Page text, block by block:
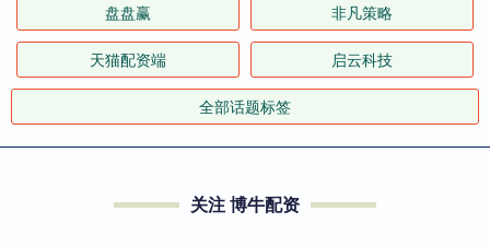
盘盘赢 非凡策略
天猫配资端 启云科技
全部话题标签
关注 博牛配资